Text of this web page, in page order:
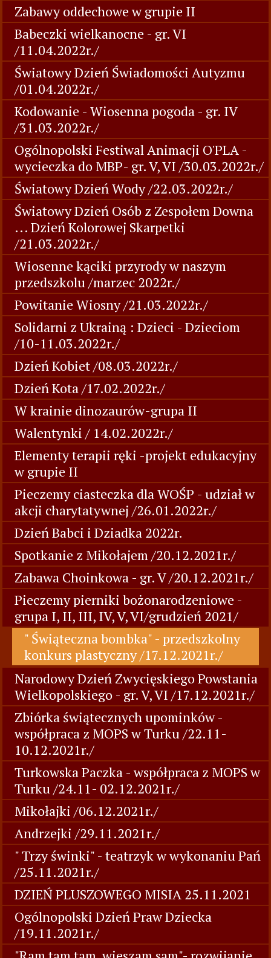
Zabawy oddechowe w grupie II
Babeczki wielkanocne - gr. VI
/11.04.2022r./
Światowy Dzień Świadomości Autyzmu
/01.04.2022r./
Kodowanie - Wiosenna pogoda - gr. IV
/31.03.2022r./
Ogólnopolski Festiwal Animacji O'PLA -
wycieczka do MBP- gr. V, VI /30.03.2022r./
Światowy Dzień Wody /22.03.2022r./
Światowy Dzień Osób z Zespołem Downa
... Dzień Kolorowej Skarpetki
/21.03.2022r./
Wiosenne kąciki przyrody w naszym
przedszkolu /marzec 2022r./
Powitanie Wiosny /21.03.2022r./
Solidarni z Ukrainą : Dzieci - Dzieciom
/10-11.03.2022r./
Dzień Kobiet /08.03.2022r./
Dzień Kota /17.02.2022r./
W krainie dinozaurów-grupa II
Walentynki / 14.02.2022r./
Elementy terapii ręki -projekt edukacyjny
w grupie II
Pieczemy ciasteczka dla WOŚP - udział w
akcji charytatywnej /26.01.2022r./
Dzień Babci i Dziadka 2022r.
Spotkanie z Mikołajem /20.12.2021r./
Zabawa Choinkowa - gr. V /20.12.2021r./
Pieczemy pierniki bożonarodzeniowe -
grupa I, II, III, IV, V, VI/grudzień 2021/
" Świąteczna bombka" - przedszkolny
konkurs plastyczny /17.12.2021r./
Narodowy Dzień Zwycięskiego Powstania
Wielkopolskiego - gr. V, VI /17.12.2021r./
Zbiórka świątecznych upominków -
współpraca z MOPS w Turku /22.11-
10.12.2021r./
Turkowska Paczka - współpraca z MOPS w
Turku /24.11- 02.12.2021r./
Mikołajki /06.12.2021r./
Andrzejki /29.11.2021r./
" Trzy świnki" - teatrzyk w wykonaniu Pań
/25.11.2021r./
DZIEŃ PLUSZOWEGO MISIA 25.11.2021
Ogólnopolski Dzień Praw Dziecka
/19.11.2021r./